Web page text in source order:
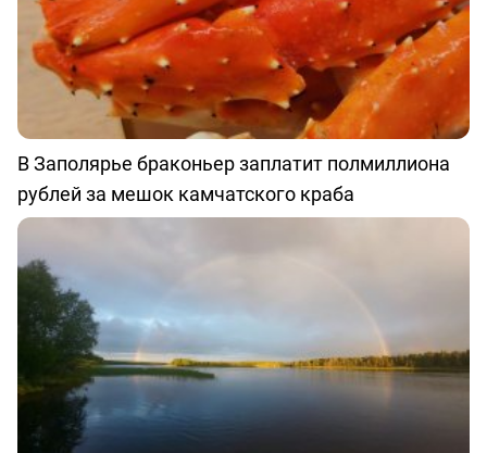
В Заполярье браконьер заплатит полмиллиона
рублей за мешок камчатского краба